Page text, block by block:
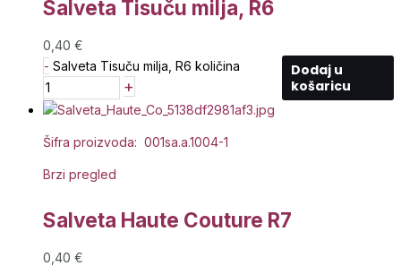
Salveta Tisuču milja, R6
0,40 €
- Salveta Tisuču milja, R6 količina
+
Dodaj u
košaricu
Šifra proizvoda: 001sa.a.1004-1
Brzi pregled
Salveta Haute Couture R7
0,40 €